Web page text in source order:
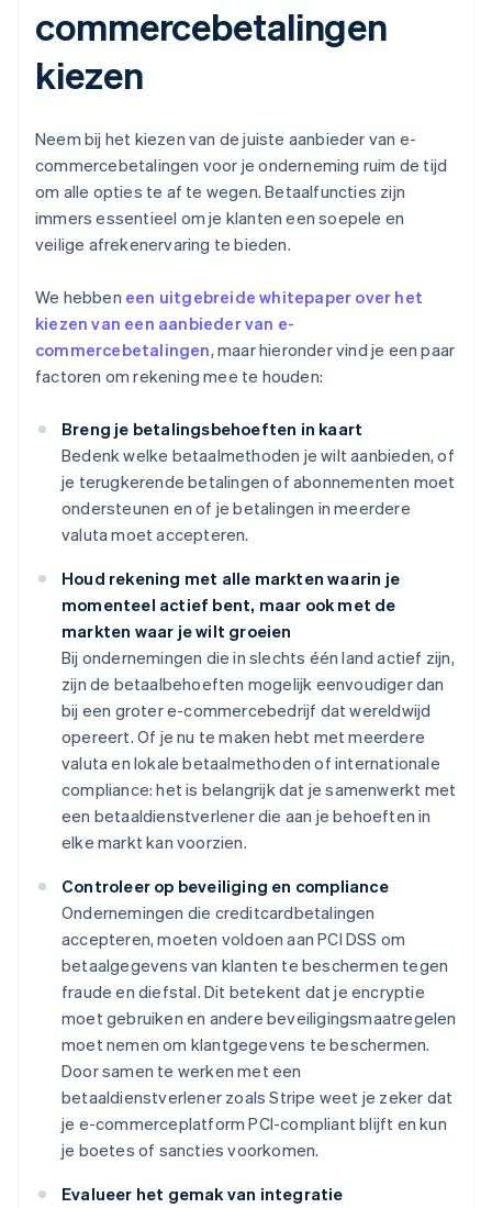
commercebetalingen
kiezen
Neem bij het kiezen van de juiste aanbieder van e-
commercebetalingen voor je onderneming ruim de tijd
om alle opties te af te wegen. Betaalfuncties zijn
immers essentieel om je klanten een soepele en
veilige afrekenervaring te bieden.
We hebben een uitgebreide whitepaper over het
kiezen van een aanbieder van e-
commercebetalingen, maar hieronder vind je een paar
factoren om rekening mee te houden:
Breng je betalingsbehoeften in kaart
Bedenk welke betaalmethoden je wilt aanbieden, of
je terugkerende betalingen of abonnementen moet
ondersteunen en of je betalingen in meerdere
valuta moet accepteren.
Houd rekening met alle markten waarin je
momenteel actief bent, maar ook met de
markten waar je wilt groeien
Bij ondernemingen die in slechts één land actief zijn,
zijn de betaalbehoeften mogelijk eenvoudiger dan
bij een groter e-commercebedrijf dat wereldwijd
opereert. Of je nu te maken hebt met meerdere
valuta en lokale betaalmethoden of internationale
compliance: het is belangrijk dat je samenwerkt met
een betaaldienstverlener die aan je behoeften in
elke markt kan voorzien.
Controleer op beveiliging en compliance
Ondernemingen die creditcardbetalingen
accepteren, moeten voldoen aan PCI DSS om
betaalgegevens van klanten te beschermen tegen
fraude en diefstal. Dit betekent dat je encryptie
moet gebruiken en andere beveiligingsmaatregelen
moet nemen om klantgegevens te beschermen.
Door samen te werken met een
betaaldienstverlener zoals Stripe weet je zeker dat
je e-commerceplatform PCI-compliant blijft en kun
je boetes of sancties voorkomen.
Evalueer het gemak van integratie